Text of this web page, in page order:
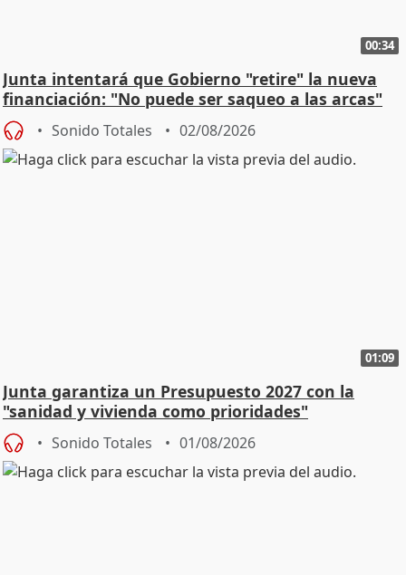
00:34
Junta intentará que Gobierno "retire" la nueva
financiación: "No puede ser saqueo a las arcas"
Sonido Totales 02/08/2026
01:09
Junta garantiza un Presupuesto 2027 con la
"sanidad y vivienda como prioridades"
Sonido Totales 01/08/2026